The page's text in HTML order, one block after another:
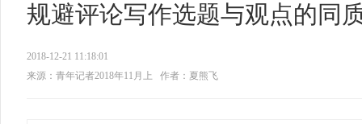
规避评论写作选题与观点的同
2018-12-21 11:18:01
来源：青年记者2018年11月上
作者：夏熊飞